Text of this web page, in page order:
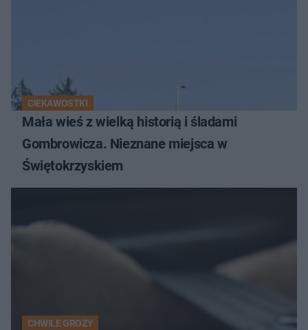
CIEKAWOSTKI
Mała wieś z wielką historią i śladami
Gombrowicza. Nieznane miejsca w
Świętokrzyskiem
CHWILE GROZY